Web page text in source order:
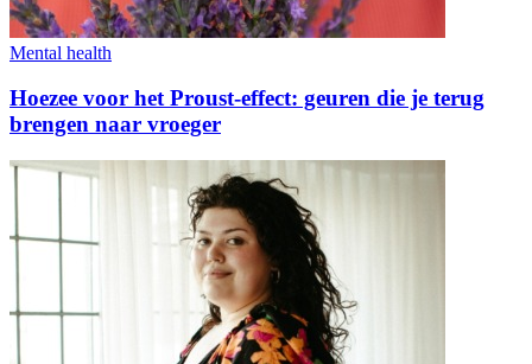
Mental health
Hoezee voor het Proust-effect: geuren die je terug
brengen naar vroeger